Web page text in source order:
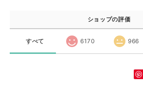
ショップの評価
すべて 6170 966